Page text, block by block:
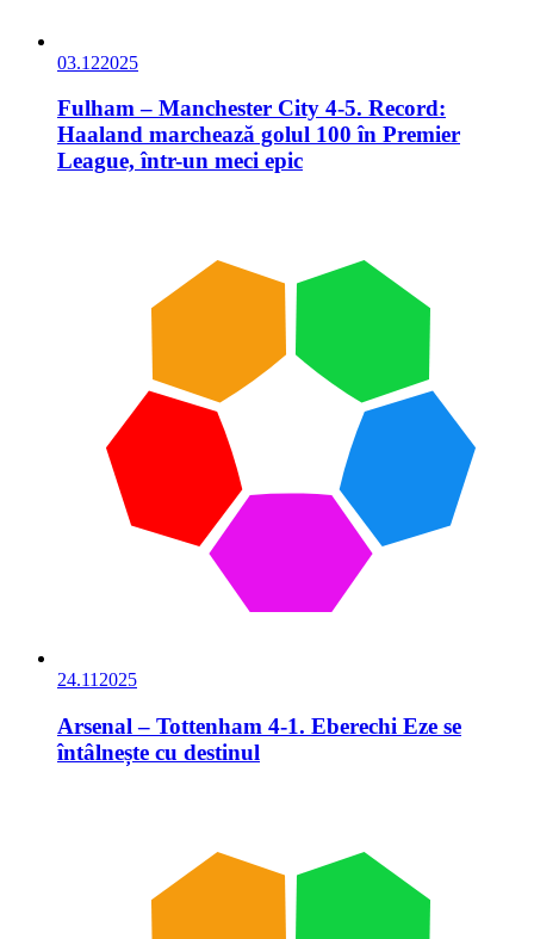
03.122025
Fulham – Manchester City 4-5. Record:
Haaland marchează golul 100 în Premier
League, într-un meci epic
24.11 2025
Arsenal – Tottenham 4-1. Eberechi Eze se
întâlnește cu destinul